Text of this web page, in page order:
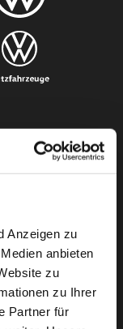
Anzeigen zu
anbieten
zu
zu Ihrer
Partner für